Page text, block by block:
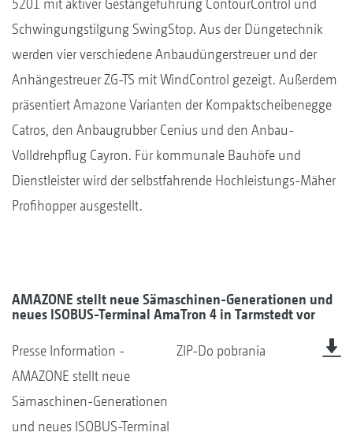
5201 mit aktiver Gestängeführung ContourControl und
Schwingungstilgung SwingStop. Aus der Düngetechnik
werden vier verschiedene Anbaudüngerstreuer und der
Anhängestreuer ZG-TS mit WindControl gezeigt. Außerdem
präsentiert Amazone Varianten der Kompaktscheibenegge
Catros, den Anbaugrubber Cenius und den Anbau-
Volldrehpflug Cayron. Für kommunale Bauhöfe und
Dienstleister wird der selbstfahrende Hochleistungs-Mäher
Profihopper ausgestellt.
AMAZONE stellt neue Sämaschinen-Generationen und
neues ISOBUS-Terminal AmaTron 4 in Tarmstedt vor
Presse Information -
AMAZONE stellt neue
Sämaschinen-Generationen
und neues ISOBUS-Terminal
ZIP-Do pobrania